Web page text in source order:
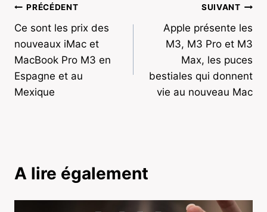
Navigation
de
l’article
PRÉCÉDENT
Ce sont les prix des
nouveaux iMac et
MacBook Pro M3 en
Espagne et au
Mexique
SUIVANT
Apple présente les
M3, M3 Pro et M3
Max, les puces
bestiales qui donnent
vie au nouveau Mac
A lire également